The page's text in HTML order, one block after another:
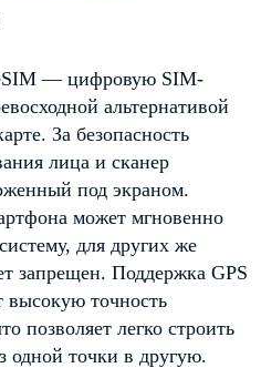
— цифровую SIM-
альтернативой
За безопасность
лица и сканер
под экраном.
может мгновенно
для других же
запрещен. Поддержка GPS
точность
позволяет легко строить
точки в другую.